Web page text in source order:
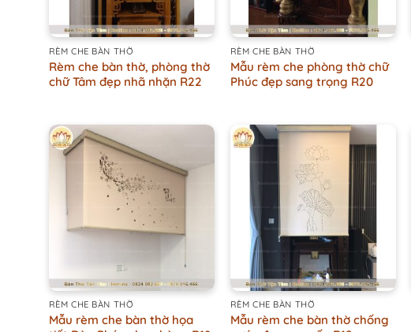
RÈM CHE BÀN THỜ
Rèm che bàn thờ, phòng thờ
chữ Tâm đẹp nhã nhặn R22
RÈM CHE BÀN THỜ
Mẫu rèm che phòng thờ chữ
Phúc đẹp sang trọng R20
RÈM CHE BÀN THỜ
Mẫu rèm che bàn thờ họa
+
RÈM CHE BÀN THỜ
Mẫu rèm che bàn thờ chống